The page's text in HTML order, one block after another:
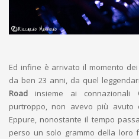
Ed infine è arrivato il momento
da ben 23 anni, da quel
Road insieme ai connazionali
purtroppo, non avevo più avuto
Eppure, nonostante il tempo
perso un solo grammo della loro